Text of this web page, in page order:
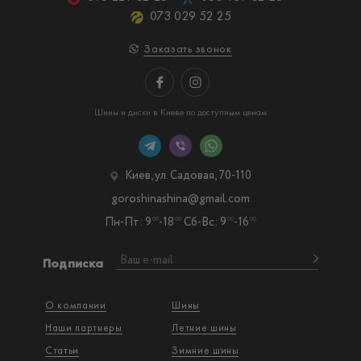
стороны создателей объясняет народную любовь к этому
Шины компании Форс обладают отличными тягово-сцепными
характеристиками, а также повышенными показателями
износоустойчивости, вследствие чего существенно
увеличивается эксплуатационный срок изделия.
073 029 52 25
Заказать звонок
Шины и диски в Киеве по доступным ценам
О компании
Наши партнеры
Статьи
Шины
Летние шины
Зимние шины
Подписка
Киев, ул. Садовая, 70-110
Пн-Пт: 9 00-18 00 Сб-Вс: 9 00-16 00
goroshinashina@gmail.com